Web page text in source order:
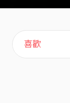
主頁
喜歡
關於